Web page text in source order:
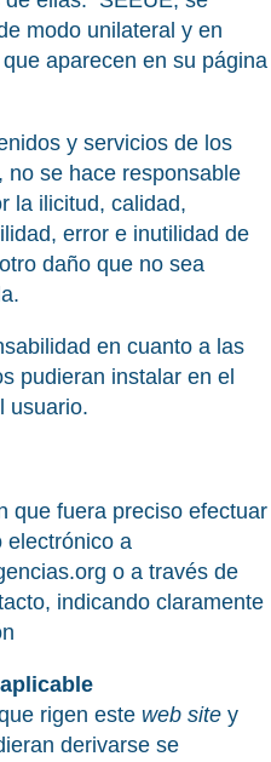
modo unilateral y en
aparecen en su página
y servicios de los
no se hace responsable
la ilicitud, calidad,
error e inutilidad de
daño que no sea
en cuanto a las
pudieran instalar en el
usuario.
que fuera preciso efectuar
electrónico a
o a través de
indicando claramente
rigen este web site y
derivarse se